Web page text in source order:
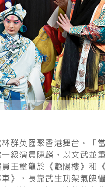
群英匯聚香港舞台。「
級演員陳麟，以文武並
王璽龍於《艷陽樓》和
》，長靠武生功架氣魄